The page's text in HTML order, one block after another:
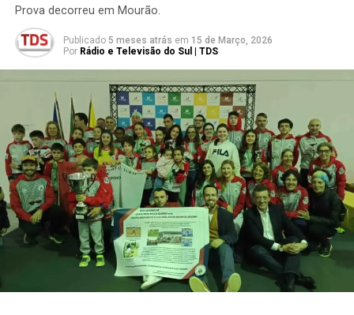
Prova decorreu em Mourão.
Publicado 5 meses atrás em 15 de Março, 2026
Por Rádio e Televisão do Sul | TDS